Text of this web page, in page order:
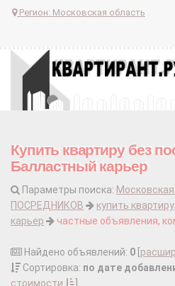
Регион: Московская область
Купить квартиру без
Балластный карьер
Параметры поиска:
ПОСРЕДНИКОВ
купить квартиру
карьер
частные объявления,
Найдено объявлений: 0
Сортировка: по дате
стоимости